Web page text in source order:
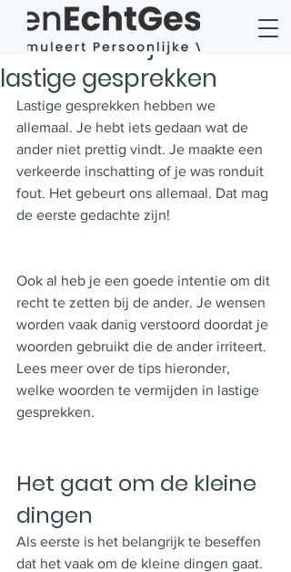
Wat te vermijden in
lastige gesprekken
Lastige gesprekken hebben we
allemaal. Je hebt iets gedaan wat de
ander niet prettig vindt. Je maakte een
verkeerde inschatting of je was ronduit
fout. Het gebeurt ons allemaal. Dat mag
de eerste gedachte zijn!
Ook al heb je een goede intentie om dit
recht te zetten bij de ander. Je wensen
worden vaak danig verstoord doordat je
woorden gebruikt die de ander irriteert.
Lees meer over de tips hieronder,
welke woorden te vermijden in lastige
gesprekken.
Het gaat om de kleine
dingen
Als eerste is het belangrijk te beseffen
dat het vaak om de kleine dingen gaat.